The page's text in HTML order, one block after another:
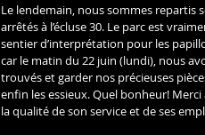
Le lendemain, nous sommes repartis
arrêtés à l’écluse 30. Le parc est
sentier d’interprétation pour les
car le matin du 22 juin (lundi), nous
trouvés et garder nos précieuses
enfin les essieux. Quel bonheur!
la qualité de son service et de ses